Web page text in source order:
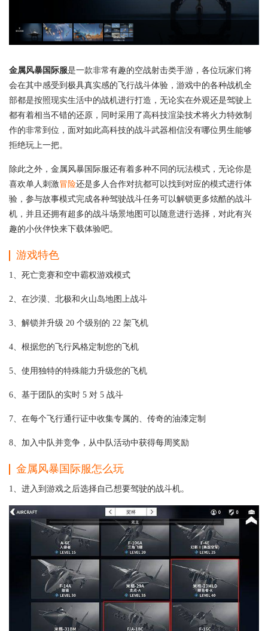
金属风暴国际服是一款非常有趣的空战射击类手游，各位玩家们将
会在其中感受到极具真实感的飞行战斗体验，游戏中的各种战机全
部都是按照现实生活中的战机进行打造，无论实在外观还是驾驶上
都有着相当不错的还原，同时采用了高科技渲染技术将火力特效制
作的非常到位，面对如此高科技的战斗武器相信没有哪位男生能够
拒绝玩上一把。
除此之外，金属风暴国际服还有着多种不同的玩法模式，无论你是
喜欢单人刺激冒险还是多人合作对抗都可以找到对应的模式进行体
验，参与故事模式完成各种驾驶战斗任务可以解锁更多炫酷的战斗
机，并且还拥有超多的战斗场景地图可以随意进行选择，对此有兴
趣的小伙伴快来下载体验吧。
游戏特色
1、死亡竞赛和空中霸权游戏模式
2、在沙漠、北极和火山岛地图上战斗
3、解锁并升级 20 个级别的 22 架飞机
4、根据您的飞行风格定制您的飞机
5、使用独特的特殊能力升级您的飞机
6、基于团队的实时 5 对 5 战斗
7、在每个飞行通行证中收集专属的、传奇的油漆定制
8、加入中队并竞争，从中队活动中获得每周奖励
金属风暴国际服怎么玩
1、进入到游戏之后选择自己想要驾驶的战斗机。